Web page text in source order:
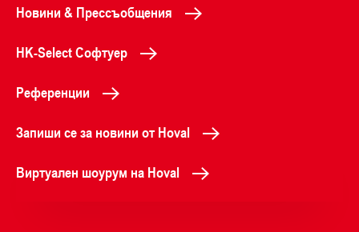
Новини & Прессъобщения
HK-Select Софтуер
Референции
Запиши се за новини от Hoval
Виртуален шоурум на Hoval